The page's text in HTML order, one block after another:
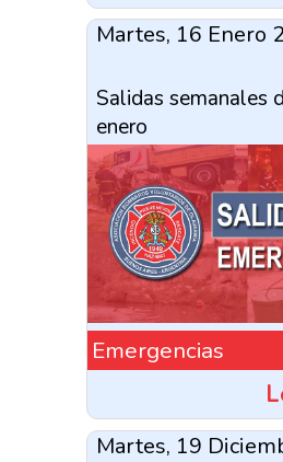
Martes, 16 Enero
Salidas semanales
enero
Emergencias
Martes, 19